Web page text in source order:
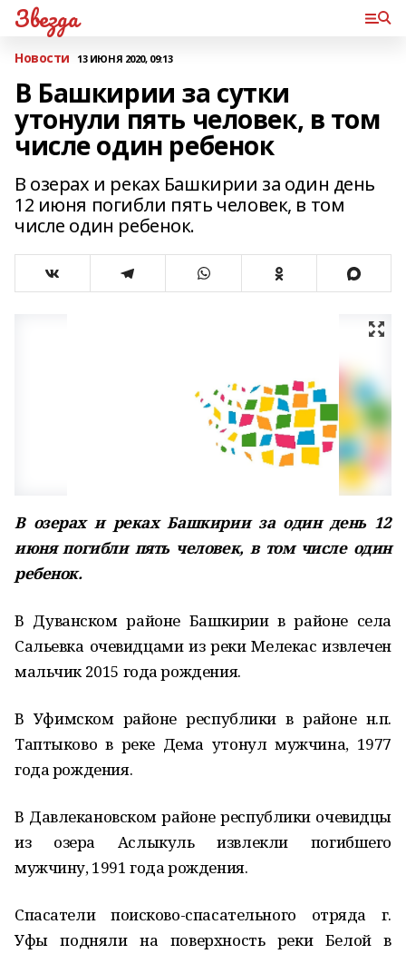
Звезда
Новости 13 ИЮНЯ 2020, 09:13
В Башкирии за сутки
утонули пять человек, в том
числе один ребенок
В озерах и реках Башкирии за один день
12 июня погибли пять человек, в том
числе один ребенок.
В озерах и реках Башкирии за один день 12
июня погибли пять человек, в том числе один
ребенок.
В Дуванском районе Башкирии в районе села
Сальевка очевидцами из реки Мелекас извлечен
мальчик 2015 года рождения.
В Уфимском районе республики в районе н.п.
Таптыково в реке Дема утонул мужчина, 1977
года рождения.
В Давлекановском районе республики очевидцы
из озера Аслыкуль извлекли погибшего
мужчину, 1991 года рождения.
Спасатели поисково-спасательного отряда г.
Уфы подняли на поверхность реки Белой в